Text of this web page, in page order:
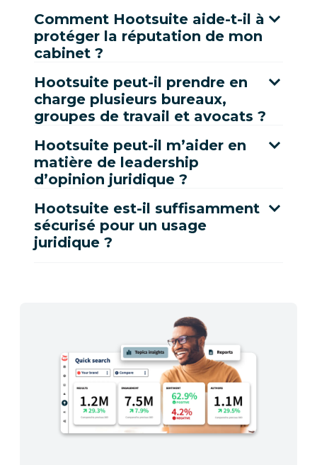
Comment Hootsuite aide-t-il à
protéger la réputation de mon
cabinet ?
Hootsuite peut-il prendre en
charge plusieurs bureaux,
groupes de travail et avocats ?
Hootsuite peut-il m’aider en
matière de leadership
d’opinion juridique ?
Hootsuite est-il suffisamment
sécurisé pour un usage
juridique ?